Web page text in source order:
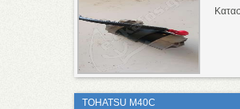
TOHATSU M40C